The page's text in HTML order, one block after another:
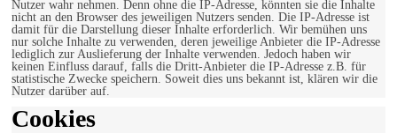
Nutzer wahr nehmen. Denn ohne die IP-Adresse, könnten sie die Inhalte
nicht an den Browser des jeweiligen Nutzers senden. Die IP-Adresse ist
damit für die Darstellung dieser Inhalte erforderlich. Wir bemühen uns
nur solche Inhalte zu verwenden, deren jeweilige Anbieter die IP-Adresse
lediglich zur Auslieferung der Inhalte verwenden. Jedoch haben wir
keinen Einfluss darauf, falls die Dritt-Anbieter die IP-Adresse z.B. für
statistische Zwecke speichern. Soweit dies uns bekannt ist, klären wir die
Nutzer darüber auf.
Cookies